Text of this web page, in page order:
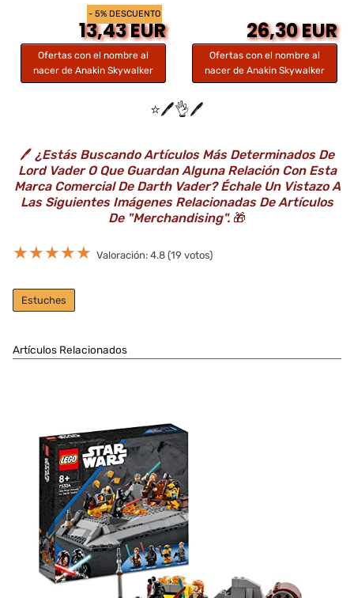
- 5% DESCUENTO
13,43 EUR
Ofertas con el nombre al
nacer de Anakin Skywalker
26,30 EUR
Ofertas con el nombre al
nacer de Anakin Skywalker
⭐️🖊️👌🖊️
🖊️ ¿Estás Buscando Artículos Más Determinados De
Lord Vader O Que Guardan Alguna Relación Con Esta
Marca Comercial De Darth Vader? Échale Un Vistazo A
Las Siguientes Imágenes Relacionadas De Artículos
De "Merchandising". 🎁
★★★★★ Valoración: 4.8 (19 votos)
Estuches
Artículos Relacionados